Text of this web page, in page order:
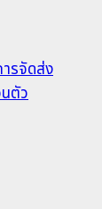
ารจัดส่ง
ตัว